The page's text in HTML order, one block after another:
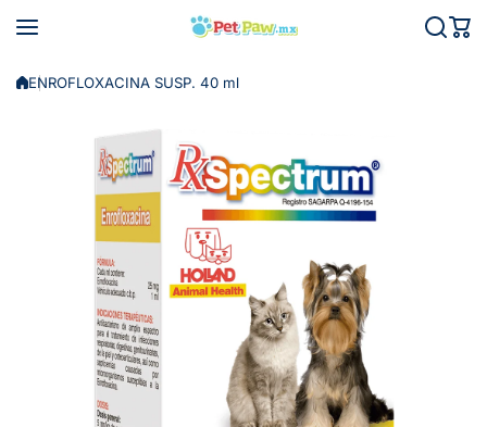
ENROFLOXACINA SUSP. 40 ml